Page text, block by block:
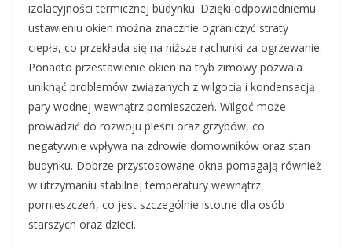
izolacyjności termicznej budynku. Dzięki odpowiedniemu
ustawieniu okien można znacznie ograniczyć straty
ciepła, co przekłada się na niższe rachunki za ogrzewanie.
Ponadto przestawienie okien na tryb zimowy pozwala
uniknąć problemów związanych z wilgocią i kondensacją
pary wodnej wewnątrz pomieszczeń. Wilgoć może
prowadzić do rozwoju pleśni oraz grzybów, co
negatywnie wpływa na zdrowie domowników oraz stan
budynku. Dobrze przystosowane okna pomagają również
w utrzymaniu stabilnej temperatury wewnątrz
pomieszczeń, co jest szczególnie istotne dla osób
starszych oraz dzieci.